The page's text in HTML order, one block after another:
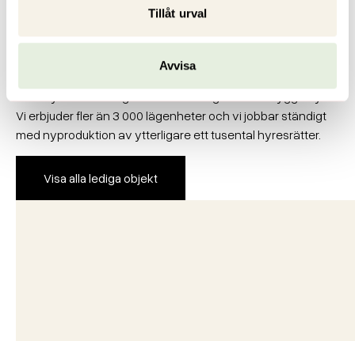
Tillåt urval
Avvisa
Fler lediga objekt
Vi erbjuder fler än 3 000 lägenheter och vi jobbar ständigt
med nyproduktion av ytterligare ett tusental hyresrätter.
Visa alla lediga objekt